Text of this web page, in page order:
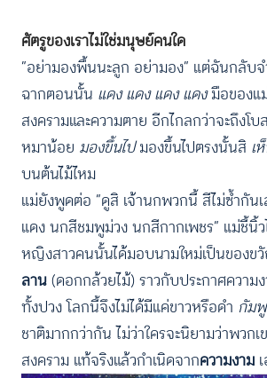
ศัตรูของเราไม่ใช่มนุษย์คนใด
“อย่ามองพื้นนะลูก อย่ามอง” แต่ฉันกลับจ
ฉากตอนนั้น แดง แดง แดง แดงมือของแ
สงครามและความตาย อีกไกลกว่าจะถึงโ
หมาน้อย มองขึ้นไปมองขึ้นไปตรงนั้นสิ เ
บนต้นไม้ไหม
แม่ยังพูดต่อ “ดูสิ เจ้านกพวกนี้ สีไม่ซ้ำกั
แดง นกสีชมพูม่วง นกสีกากเพชร” แม่ชี้นิ้
หญิงสาวคนนั้นได้มอบนามใหม่เป็นของข
ลาน(ดอกกล้วยไม้) ราวกับประกาศความ
ทั้งปวง โลกนี้จึงไม่ได้มีแค่ขาวหรือดำ กัม
ชาติมากกว่ากัน ไม่ว่าใครจะนิยามว่าพวก
สงคราม แท้จริงแล้วกำเนิดจากความงาม